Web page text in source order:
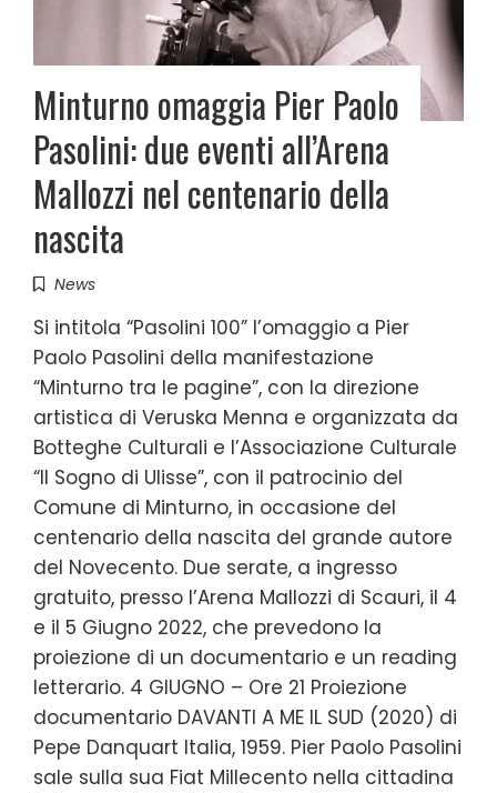
Minturno omaggia Pier Paolo
Pasolini: due eventi all’Arena
Mallozzi nel centenario della
nascita
News
Si intitola “Pasolini 100” l’omaggio a Pier
Paolo Pasolini della manifestazione
“Minturno tra le pagine”, con la direzione
artistica di Veruska Menna e organizzata da
Botteghe Culturali e l’Associazione Culturale
“Il Sogno di Ulisse”, con il patrocinio del
Comune di Minturno, in occasione del
centenario della nascita del grande autore
del Novecento. Due serate, a ingresso
gratuito, presso l’Arena Mallozzi di Scauri, il 4
e il 5 Giugno 2022, che prevedono la
proiezione di un documentario e un reading
letterario. 4 GIUGNO – Ore 21 Proiezione
documentario DAVANTI A ME IL SUD (2020) di
Pepe Danquart Italia, 1959. Pier Paolo Pasolini
sale sulla sua Fiat Millecento nella cittadina